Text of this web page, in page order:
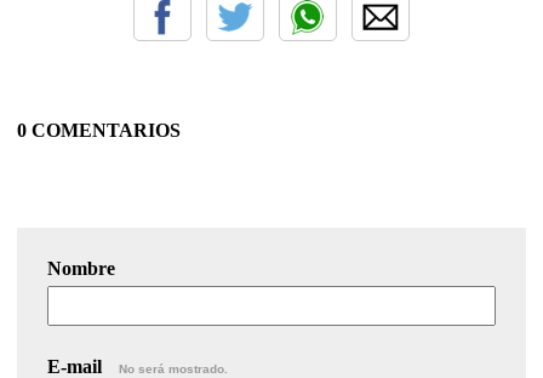
0 COMENTARIOS
Nombre
E-mail No será mostrado.